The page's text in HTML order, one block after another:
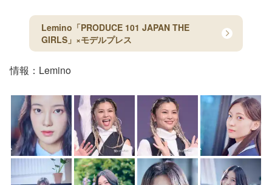
Lemino「PRODUCE 101 JAPAN THE
GIRLS」×モデルプレス
情報：Lemino